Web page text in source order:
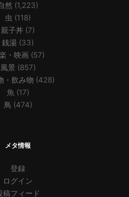
然 (1,223)
虫 (118)
親子丼 (7)
銭湯 (33)
・映画 (57)
風景(857)
・飲み物 (428)
魚 (17)
鳥 (474)
メタ情報
登録
ログイン
稿フィード